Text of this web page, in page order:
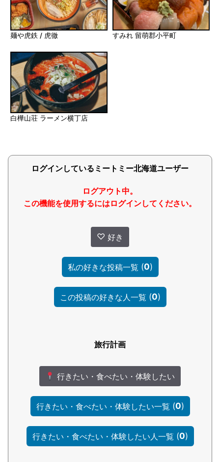
麺や虎鉄 / 虎徹 すみれ 留萌郡小平町
白樺山荘 ラーメン横丁店
ログインしているミートミー北海道ユーザー
ログアウト中。
この機能を使用するにはログインしてください。
♡ 好き
私の好きな投稿一覧 (0)
この投稿の好きな人一覧 (0)
旅行計画
行きたい・食べたい・体験したい
行きたい・食べたい・体験したい一覧 (0)
行きたい・食べたい・体験したい人一覧 (0)